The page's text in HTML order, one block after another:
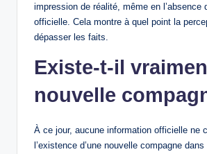
impression de réalité, même en l’absence
officielle. Cela montre à quel point la
dépasser les faits.
Existe-t-il
nouvelle
À ce jour, aucune information officielle ne
l’existence d’une nouvelle compagne